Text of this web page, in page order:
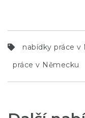
nabídky práce v
práce v Německu